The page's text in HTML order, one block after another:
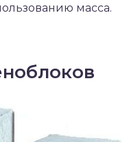
масса.